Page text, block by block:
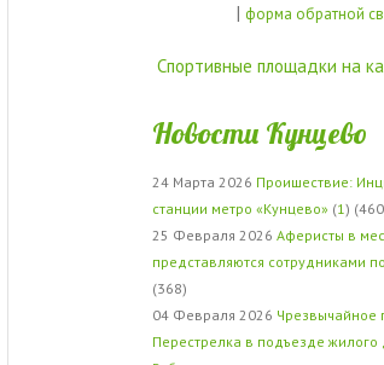
|форма обратной
Спортивные площадки на
Новости Кунцево
24 Марта 2026 Проишествие:
станции метро «Кунцево» (1)
25 Февраля 2026 Аферисты в
представляются сотрудниками
(368)
04 Февраля 2026 Чрезвычайное
Перестрелка в подъезде жилого